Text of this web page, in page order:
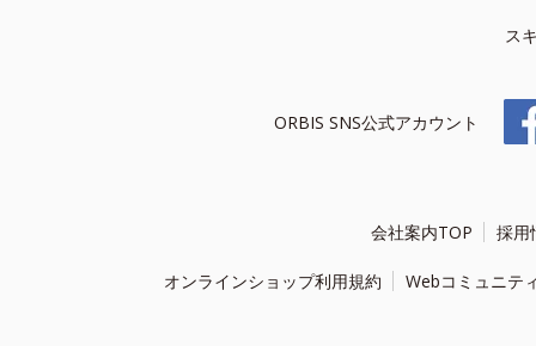
ス
ORBIS SNS公式アカウント
会社案内TOP 採用
オンラインショップ利用規約 Webコミュニテ